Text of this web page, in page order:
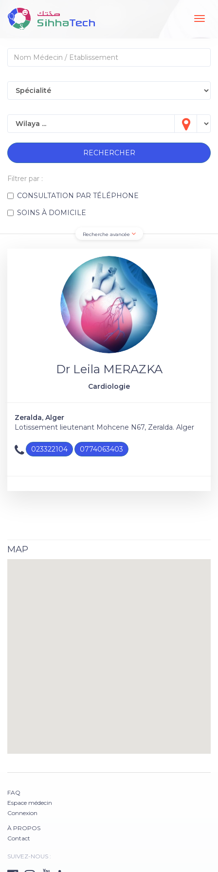
RECHERCHER
Filtrer par :
CONSULTATION PAR TÉLÉPHONE
SOINS À DOMICILE
Recherche avancée
Dr Leila MERAZKA
Cardiologie
Zeralda, Alger
Lotissement lieutenant Mohcene N67, Zeralda. Alger
023322104 0774063403
MAP
FAQ
Espace médecin
Connexion
À PROPOS
Contact
SUIVEZ-NOUS :